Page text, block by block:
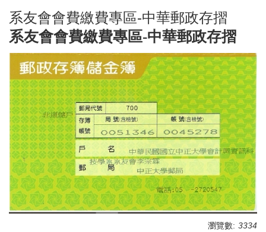
系友會會費繳費專區-中華郵政存摺
系友會會費繳費專區-中華郵政存摺
瀏覽數: 3334